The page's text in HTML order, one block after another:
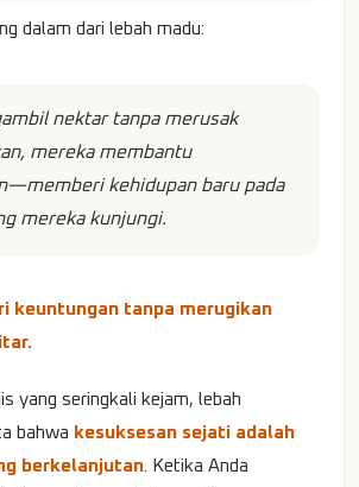
dalam dari lebah madu:
nektar tanpa merusak
mereka membantu
kehidupan baru pada
mereka kunjungi.
keuntungan tanpa merugikan
yang seringkali kejam, lebah
bahwa kesuksesan sejati adalah
berkelanjutan . Ketika Anda